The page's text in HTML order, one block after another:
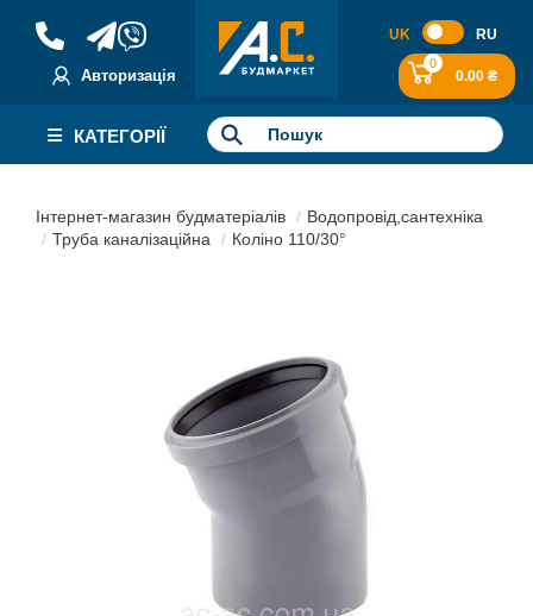
Авторизація
UK RU
0
0.00 ₴
КАТЕГОРІЇ
Інтернет-магазин будматеріалів
Водопровід,сантехніка
Труба каналізаційна
Коліно 110/30°